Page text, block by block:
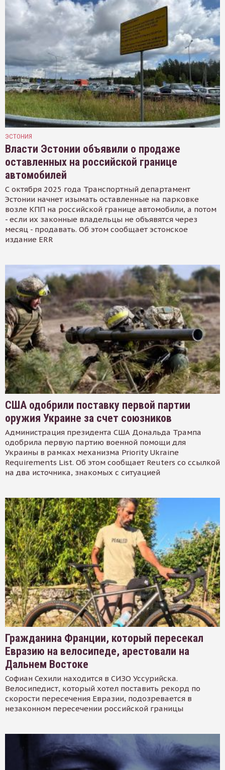
ЭСТОНИЯ
Власти Эстонии объявили о продаже
оставленных на российской границе
автомобилей
С октября 2025 года Транспортный департамент
Эстонии начнет изымать оставленные на парковке
возле КПП на российской границе автомобили, а потом
- если их законные владельцы не объявятся через
месяц - продавать. Об этом сообщает эстонское
издание ERR
США одобрили поставку первой партии
оружия Украине за счет союзников
Администрация президента США Дональда Трампа
одобрила первую партию военной помощи для
Украины в рамках механизма Priority Ukraine
Requirements List. Об этом сообщает Reuters со ссылкой
на два источника, знакомых с ситуацией
Гражданина Франции, который пересекал
Евразию на велосипеде, арестовали на
Дальнем Востоке
Софиан Сехили находится в СИЗО Уссурийска.
Велосипедист, который хотел поставить рекорд по
скорости пересечения Евразии, подозревается в
незаконном пересечении российской границы